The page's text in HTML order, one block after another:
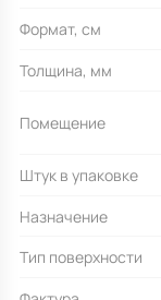
Формат, см
Толщина, мм
Помещение
Штук в упаковке
Назначение
Тип поверхности